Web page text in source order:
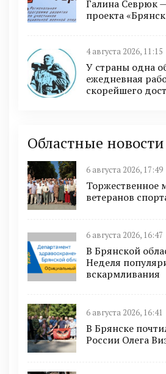
Галина Севрюк
проекта
4 августа 2026, 11:15
У страны одна
ежедневная
скорейшего
Областные новости
6 августа 2026, 17:49
Торжественное
ветеранов
6 августа 2026, 16:47
В Брянской
Неделя
вскармливания
6 августа 2026, 16:41
В Брянске
России Олега